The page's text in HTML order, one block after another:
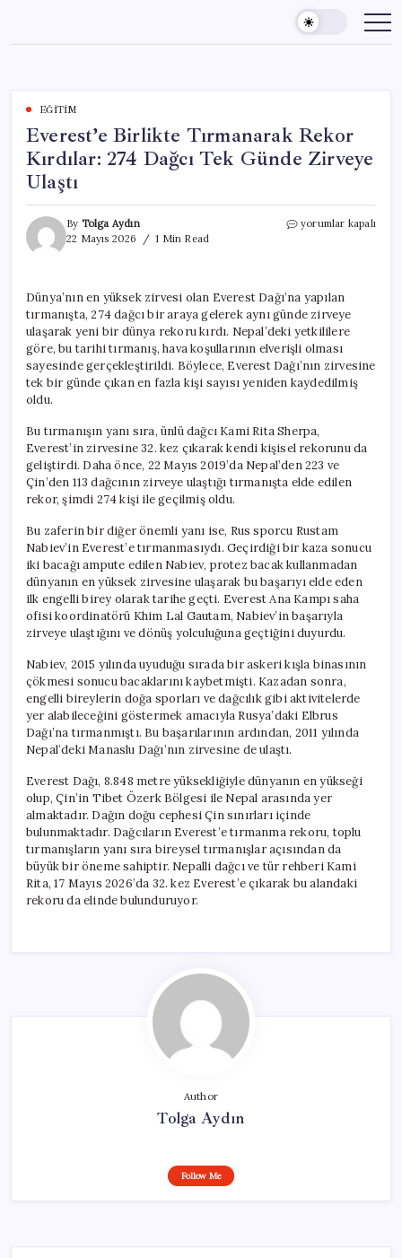
content
EĞITIM
Everest’e Birlikte Tırmanarak Rekor
Kırdılar: 274 Dağcı Tek Günde Zirveye
Ulaştı
By Tolga Aydın
22 Mayıs 2026
1 Min Read
Everest’e
274
Dağcı
Tek
Günde
Zirveye
Ulaştı
için
yorumlar kapalı
Dünya’nın en yüksek zirvesi olan Everest Dağı’na yapılan
tırmanışta, 274 dağcı bir araya gelerek aynı günde zirveye
ulaşarak yeni bir dünya rekoru kırdı. Nepal’deki yetkililere
göre, bu tarihi tırmanış, hava koşullarının elverişli olması
sayesinde gerçekleştirildi. Böylece, Everest Dağı’nın zirvesine
tek bir günde çıkan en fazla kişi sayısı yeniden kaydedilmiş
oldu.
Bu tırmanışın yanı sıra, ünlü dağcı Kami Rita Sherpa,
Everest’in zirvesine 32. kez çıkarak kendi kişisel rekorunu da
geliştirdi. Daha önce, 22 Mayıs 2019’da Nepal’den 223 ve
Çin’den 113 dağcının zirveye ulaştığı tırmanışta elde edilen
rekor, şimdi 274 kişi ile geçilmiş oldu.
Bu zaferin bir diğer önemli yanı ise, Rus sporcu Rustam
Nabiev’in Everest’e tırmanmasıydı. Geçirdiği bir kaza sonucu
iki bacağı ampute edilen Nabiev, protez bacak kullanmadan
dünyanın en yüksek zirvesine ulaşarak bu başarıyı elde eden
ilk engelli birey olarak tarihe geçti. Everest Ana Kampı saha
ofisi koordinatörü Khim Lal Gautam, Nabiev’in başarıyla
zirveye ulaştığını ve dönüş yolculuğuna geçtiğini duyurdu.
Nabiev, 2015 yılında uyuduğu sırada bir askeri kışla binasının
çökmesi sonucu bacaklarını kaybetmişti. Kazadan sonra,
engelli bireylerin doğa sporları ve dağcılık gibi aktivitelerde
yer alabileceğini göstermek amacıyla Rusya’daki Elbrus
Dağı’na tırmanmıştı. Bu başarılarının ardından, 2011 yılında
Nepal’deki Manaslu Dağı’nın zirvesine de ulaştı.
Everest Dağı, 8.848 metre yüksekliğiyle dünyanın en yükseği
olup, Çin’in Tibet Özerk Bölgesi ile Nepal arasında yer
almaktadır. Dağın doğu cephesi Çin sınırları içinde
bulunmaktadır. Dağcıların Everest’e tırmanma rekoru, toplu
tırmanışların yanı sıra bireysel tırmanışlar açısından da
büyük bir öneme sahiptir. Nepalli dağcı ve tür rehberi Kami
Rita, 17 Mayıs 2026’da 32. kez Everest’e çıkarak bu alandaki
rekoru da elinde bulunduruyor.
Author
Tolga Aydın
Follow Me